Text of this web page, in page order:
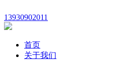
13930902011
首页
关于我们